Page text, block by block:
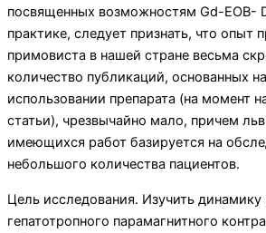
посвященных возможностям Gd-EOB-
практике, следует признать, что опыт
примовиста в нашей стране весьма
количество публикаций, основанных
использовании препарата (на момент
статьи), чрезвычайно мало, причем
имеющихся работ базируется на
небольшого количества пациентов.
Цель исследования. Изучить динамику
гепатотропного парамагнитного